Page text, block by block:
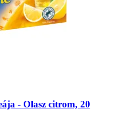
-​ Olasz citrom, 20